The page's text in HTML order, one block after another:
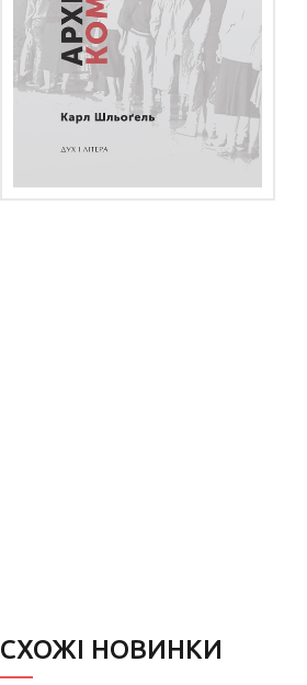
СХОЖІ НОВИНКИ